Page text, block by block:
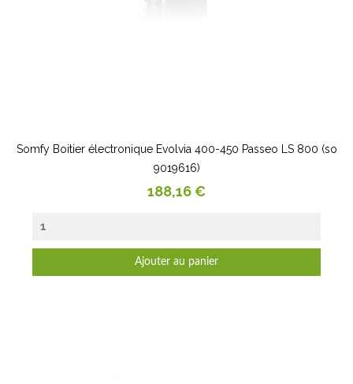
Somfy Boitier électronique Evolvia 400-450 Passeo LS 800 (so
9019616)
Prix
188,16 €
Ajouter au panier